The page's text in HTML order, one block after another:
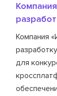
Компания
для